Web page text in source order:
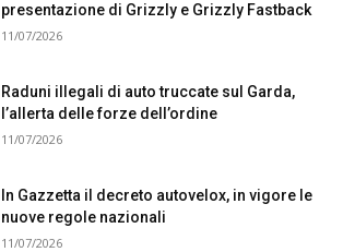
presentazione di Grizzly e Grizzly Fastback
11/07/2026
Raduni illegali di auto truccate sul Garda,
l’allerta delle forze dell’ordine
11/07/2026
In Gazzetta il decreto autovelox, in vigore le
nuove regole nazionali
11/07/2026